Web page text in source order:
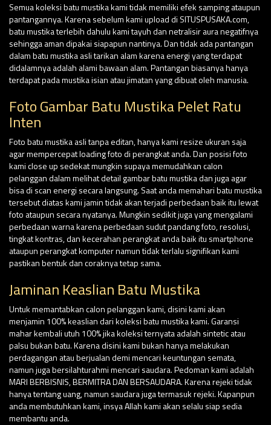
Semua koleksi batu mustika kami tidak memiliki efek samping ataupun
pantangannya. Karena sebelum kami upload di SITUSPUSAKA.com,
batu mustika terlebih dahulu kami tayuh dan netralisir aura negatifnya
sehingga aman dipakai siapapun nantinya. Dan tidak ada pantangan
dalam batu mustika asli tarikan alam karena energi yang terdapat
didalamnya adalah alami bawaan alam. Pantangan biasanya hanya
terdapat pada mustika isian atau jimatan yang dibuat oleh manusia.
Foto Gambar Batu Mustika Pelet Ratu
Inten
Foto batu mustika asli tanpa editan, hanya kami resize ukuran saja
agar mempercepat loading foto di perangkat anda. Dan posisi foto
kami close up sedekat mungkin supaya memudahkan calon
pelanggan dalam melihat detail gambar batu mustika dan juga agar
bisa di scan energi secara langsung. Saat anda memahari batu mustika
tersebut diatas kami jamin tidak akan terjadi perbedaan baik itu lewat
foto ataupun secara nyatanya. Mungkin sedikit juga yang mengalami
perbedaan warna karena perbedaan sudut pandang foto, resolusi,
tingkat kontras, dan kecerahan perangkat anda baik itu smartphone
ataupun perangkat komputer namun tidak terlalu signifikan kami
pastikan bentuk dan coraknya tetap sama.
Jaminan Keaslian Batu Mustika
Untuk memantabkan calon pelanggan kami, disini kami akan
menjamin 100% keaslian dari koleksi batu mustika kami. Garansi
mahar kembali utuh 100% jika koleksi ternyata adalah sintetic atau
palsu bukan batu. Karena disini kami bukan hanya melakukan
perdagangan atau berjualan demi mencari keuntungan semata,
namun juga bersilahturahmi mencari saudara. Pedoman kami adalah
MARI BERBISNIS, BERMITRA DAN BERSAUDARA. Karena rejeki tidak
hanya tentang uang, namun saudara juga termasuk rejeki. Kapanpun
anda membutuhkan kami, insya Allah kami akan selalu siap sedia
membantu anda.